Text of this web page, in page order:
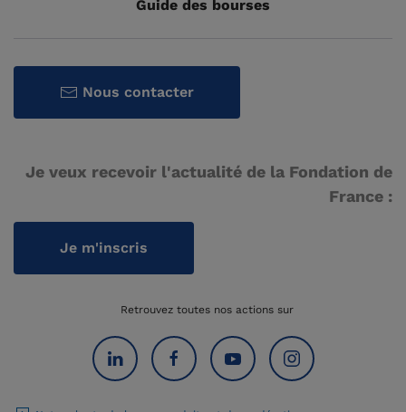
Guide des bourses
Nous contacter
Je veux recevoir l'actualité de la Fondation de
France :
Je m'inscris
Retrouvez toutes nos actions sur